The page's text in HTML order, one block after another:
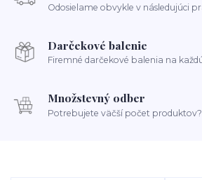
Odosielame obvykle v následujúci
Darčekové balenie
Firemné darčekové balenia na
Množstevný odber
Potrebujete väčší počet